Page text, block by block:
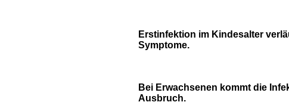
Erstinfektion im Kindesalter
Symptome.
Bei Erwachsenen kommt die
Ausbruch.